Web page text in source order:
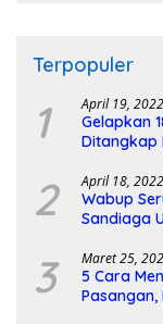
Terpopuler
1 April 19, 2022
Gelapkan
Ditangkap
2 April 18, 2022
Wabup
Sandiaga
3 Maret 25,
5 Cara
Pasangan,